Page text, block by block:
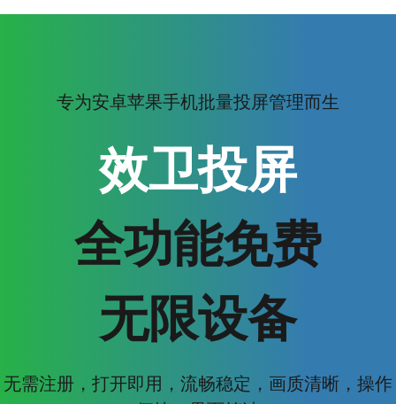
专为安卓苹果手机批量投屏管理而生
效卫投屏
全功能免费
无限设备
无需注册，打开即用，流畅稳定，画质清晰，操作